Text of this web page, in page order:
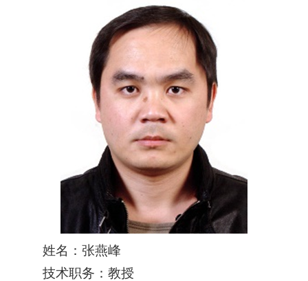
姓名：张燕峰
技术职务：教授